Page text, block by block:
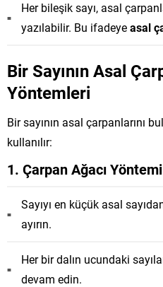
Her bileşik sayı, asal
yazılabilir. Bu ifadeyeasal
Bir Sayının Asal
Yöntemleri
Bir sayının asal çarpanlarını
kullanılır:
1. Çarpan Ağacı Yöntemi
Sayıyı en küçük asal
ayırın.
Her bir dalın ucundaki
devam edin.